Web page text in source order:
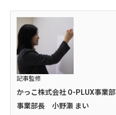
記事監修
かっこ株式会社 O-PLUX事業部
事業部長 小野瀬 まい